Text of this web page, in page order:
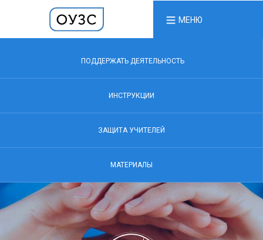
МЕНЮ
ПОДДЕРЖАТЬ ДЕЯТЕЛЬНОСТЬ
ИНСТРУКЦИИ
ЗАЩИТА УЧИТЕЛЕЙ
МАТЕРИАЛЫ